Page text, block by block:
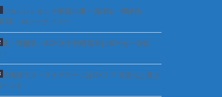
ジカルシンキング例題11選 – 演繹法・帰納法、
、ロジックツリー
通・博報堂・ADK大手代理店3社のCMを一挙紹
活面接でストライプスーツはOK！？ 注意点と選ぶ
イント